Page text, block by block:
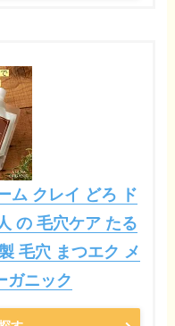
ム クレイ どろ ド
の 毛穴ケア たる
毛穴 まつエク メ
ガニック